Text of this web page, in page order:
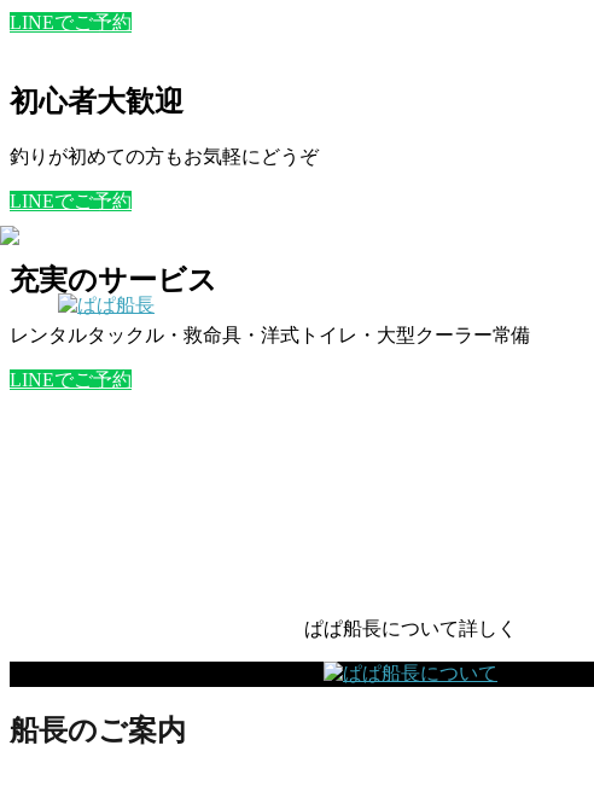
LINEでご予約
初心者大歓迎
釣りが初めての方もお気軽にどうぞ
LINEでご予約
充実のサービス
レンタルタックル・救命具・洋式トイレ・大型クーラー常備
LINEでご予約
ぱぱ船長について詳しく
船長のご案内